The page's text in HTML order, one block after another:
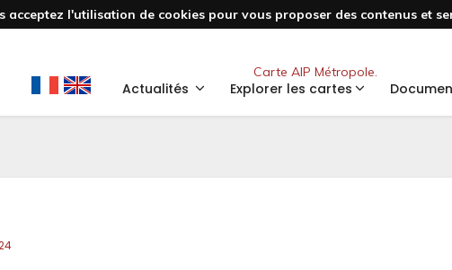
l'utilisation de cookies pour vous proposer des contenus et
Carte AIP Métropole.
Actualités Explorer les cartes